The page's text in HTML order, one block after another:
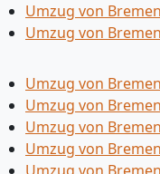
Umzug von
Umzug von
Umzug von
Umzug von
Umzug von
Umzug von